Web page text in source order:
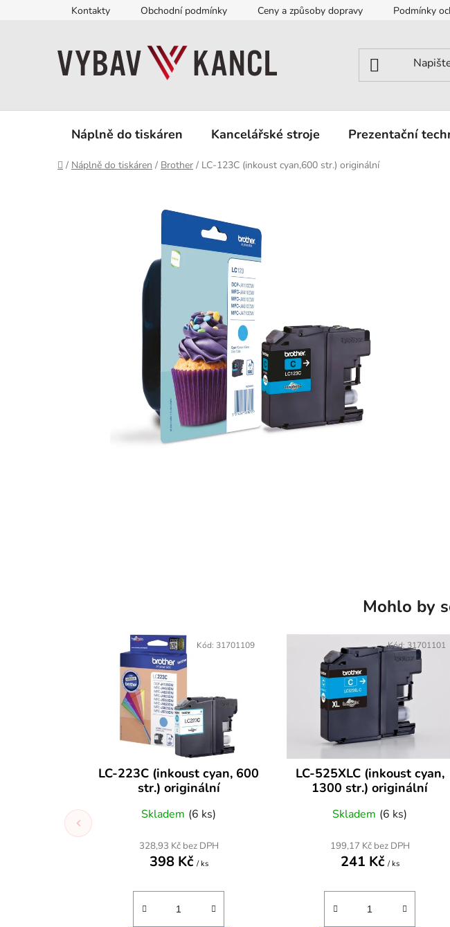
Kontakty Obchodní podmínky Ceny a způsoby dopravy Podmínky
Náplně do tiskáren Kancelářské stroje Prezentační
Domů
/ Náplně do tiskáren / Brother / LC-123C (inkoust cyan,600 str.) originální
Mohlo by
LC-223C (inkoust cyan, 600
str.) originální
Skladem (6 ks)
328,93 Kč bez DPH
398 Kč / ks
Kód: 31701109
LC-525XLC (inkoust cyan,
1300 str.) originální
Skladem (6 ks)
199,17 Kč bez DPH
241 Kč / ks
Kód: 31701101